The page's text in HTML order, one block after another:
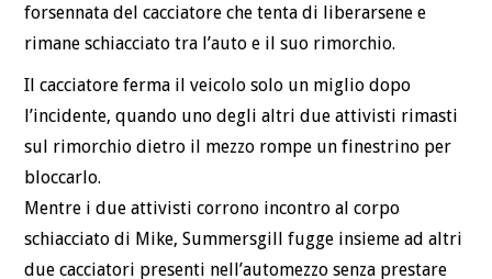
forsennata del cacciatore che tenta di liberarsene e
rimane schiacciato tra l’auto e il suo rimorchio.
Il cacciatore ferma il veicolo solo un miglio dopo
l’incidente, quando uno degli altri due attivisti rimasti
sul rimorchio dietro il mezzo rompe un finestrino per
bloccarlo.
Mentre i due attivisti corrono incontro al corpo
schiacciato di Mike, Summersgill fugge insieme ad altri
due cacciatori presenti nell’automezzo senza prestare